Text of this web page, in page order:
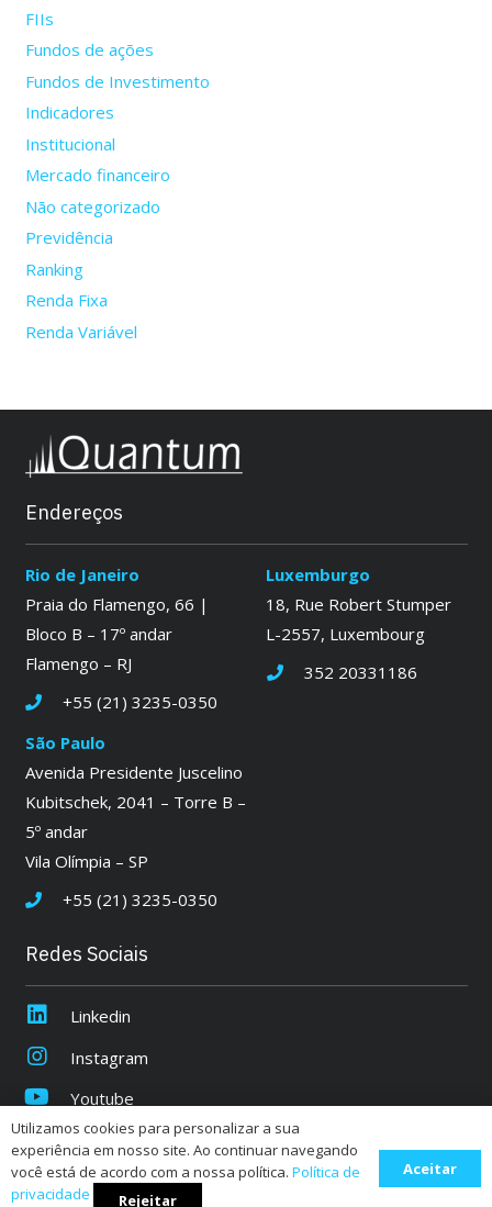
FIIs
Fundos de ações
Fundos de Investimento
Indicadores
Institucional
Mercado financeiro
Não categorizado
Previdência
Ranking
Renda Fixa
Renda Variável
Endereços
Rio de Janeiro
Praia do Flamengo, 66 |
Bloco B – 17º andar
Flamengo – RJ
+55 (21) 3235-0350
Luxemburgo
18, Rue Robert Stumper
L-2557, Luxembourg
352 20331186
São Paulo
Avenida Presidente Juscelino
Kubitschek, 2041 – Torre B –
5º andar
Vila Olímpia – SP
+55 (21) 3235-0350
Redes Sociais
Linkedin
Instagram
Youtube
Quantum |Política de Privacidade
CNPJ:
Utilizamos cookies para personalizar a sua
experiência em nosso site. Ao continuar navegando
você está de acordo com a nossa política. Política de
privacidade
Rejeitar
Aceitar